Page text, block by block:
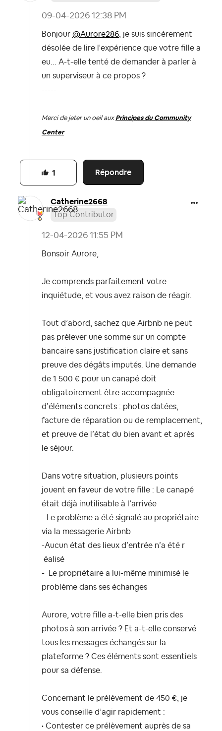
‎09-04-2026 12:38 PM
Bonjour @Aurore286, je suis sincèrement
désolée de lire l'expérience que votre fille a
eu... A-t-elle tenté de demander à parler à
un superviseur à ce propos ?
-----
Merci de jeter un oeil aux Principes du Community
Center
Répondre
1
Catherine2668
Top Contributor
‎12-04-2026 11:55 PM
Bonsoir Aurore,
Je comprends parfaitement votre
inquiétude, et vous avez raison de réagir.
Tout d’abord, sachez que Airbnb ne peut
pas prélever une somme sur un compte
bancaire sans justification claire et sans
preuve des dégâts imputés. Une demande
de 1 500 € pour un canapé doit
obligatoirement être accompagnée
d’éléments concrets : photos datées,
facture de réparation ou de remplacement,
et preuve de l’état du bien avant et après
le séjour.
Dans votre situation, plusieurs points
jouent en faveur de votre fille :
Le canapé
était déjà inutilisable à l’arrivée
- Le problème a été signalé au propriétaire
via la messagerie Airbnb
-Aucun état des lieux d’entrée n’a été r
éalisé
- Le propriétaire a lui-même minimisé le
problème dans ses échanges
Aurore, votre fille a-t-elle bien pris des
photos à son arrivée ? Et a-t-elle conservé
tous les messages échangés sur la
plateforme ? Ces éléments sont essentiels
pour sa défense.
Concernant le prélèvement de 450 €, je
vous conseille d’agir rapidement :
• Contester ce prélèvement auprès de sa